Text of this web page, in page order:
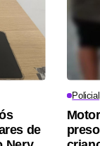
de
Policial